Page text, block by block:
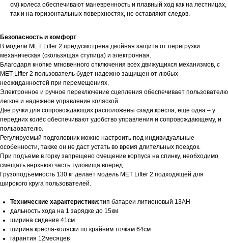
см) колеса обеспечивают маневренность и плавный ход как на лестницах,
так и на горизонтальных поверхностях, не оставляют следов.
Безопасность и комфорт
В модели MET Lifter 2 предусмотрена двойная защита от перегрузки:
механическая (скользящая ступица) и электронная.
Благодаря кнопке мгновенного отключения всех движущихся механизмов, с
MET Lifter 2 пользователь будет надежно защищен от любых
неожиданностей при перемещениях.
Электронное и ручное переключение сцепления обеспечивает пользователю
легкое и надежное управление коляской.
Две ручки для сопровождающих расположены сзади кресла, ещё одна – у
передних колёс обеспечивают удобство управления и сопровождающему, и
пользователю.
Регулируемый подголовник можно настроить под индивидуальные
особенности, также он не даст устать во время длительных поездок.
При подъеме в горку запрещено смещение корпуса на спинку, необходимо
смещать верхнюю часть туловища вперед.
Грузоподъемность 130 кг делает модель MET Lifter 2 подходящей для
широкого круга пользователей.
Технические характеристики:тип батареи литионовый 13AH
дальность хода на 1 зарядке до 15км
ширина сидения 41см
ширина кресла-коляски по крайним точкам 64см
гарантия 12месяцев